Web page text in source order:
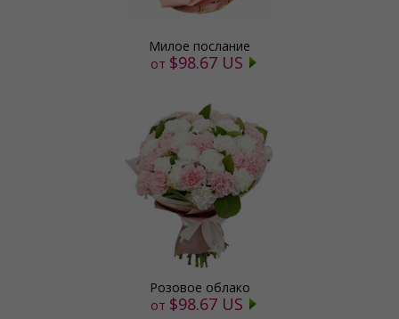
Милое послание
от $98.67 US
Розовое облако
от $98.67 US